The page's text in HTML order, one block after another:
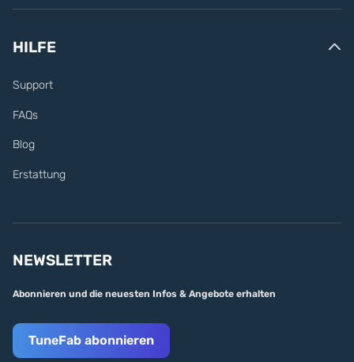
HILFE
Support
FAQs
Blog
Erstattung
NEWSLETTER
Abonnieren und die neuesten Infos & Angebote erhalten
TuneFab abonnieren